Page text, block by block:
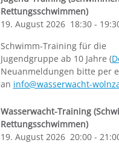
Rettungsschwimmen)
19. August 2026 18:30-
Schwimm-Training für die
Jugendgruppe ab 10 Jahre (
Neuanmeldungen bitte per
an info@wasserwacht-
Wasserwacht-Training
Rettungsschwimmen)
19. August 2026 20:00-